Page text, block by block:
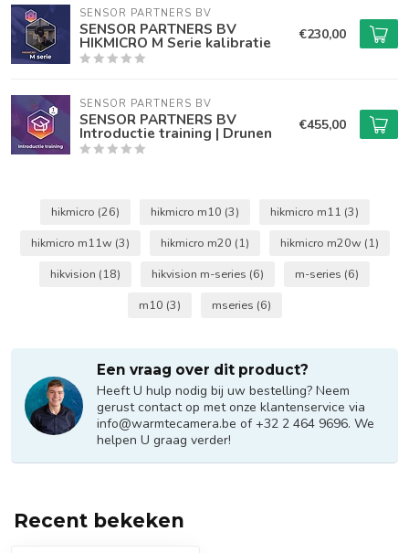
SENSOR PARTNERS BV
SENSOR PARTNERS BV
HIKMICRO M Serie kalibratie €230,00
SENSOR PARTNERS BV
SENSOR PARTNERS BV
Introductie training | Drunen €455,00
hikmicro (26) hikmicro m10 (3) hikmicro m11 (3)
hikmicro m11w (3) hikmicro m20 (1) hikmicro m20w (1)
hikvision (18) hikvision m-series (6) m-series (6)
m10 (3) mseries (6)
Een vraag over dit product?
Heeft U hulp nodig bij uw bestelling? Neem
gerust contact op met onze klantenservice via
info@warmtecamera.be of +32 2 464 9696. We
helpen U graag verder!
Recent bekeken